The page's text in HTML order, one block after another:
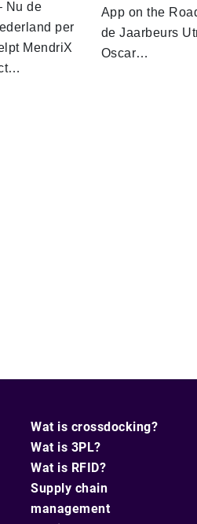
Nu de
per
MendriX
App on the
de Jaarbeurs
Oscar…
Wat is crossdocking?
Wat is 3PL?
Wat is RFID?
Supply chain
management